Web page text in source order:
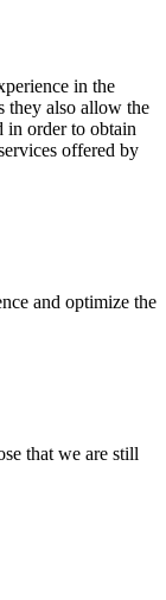
in the
they also allow the
in order to obtain
offered by
and optimize the
that we are still